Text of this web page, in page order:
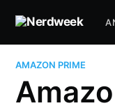
AMAZON PRIME